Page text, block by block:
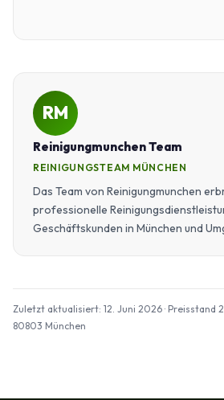
RM
Reinigungmunchen Team
REINIGUNGSTEAM MÜNCHEN
Das Team von Reinigungmunchen
professionelle
Geschäftskunden in München und
Zuletzt aktualisiert: 12. Juni 2026 · Preisstand
80803 München